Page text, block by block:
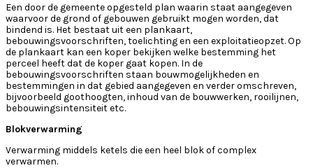
Een door de gemeente opgesteld plan waarin staat aangegeven
waarvoor de grond of gebouwen gebruikt mogen worden, dat
bindend is. Het bestaat uit een plankaart,
bebouwingsvoorschriften, toelichting en een exploitatieopzet. Op
de plankaart kan een koper bekijken welke bestemming het
perceel heeft dat de koper gaat kopen. In de
bebouwingsvoorschriften staan bouwmogelijkheden en
bestemmingen in dat gebied aangegeven en verder omschreven,
bijvoorbeeld goothoogten, inhoud van de bouwwerken, rooilijnen,
bebouwingsintensiteit etc.
Blokverwarming
Verwarming middels ketels die een heel blok of complex
verwarmen.